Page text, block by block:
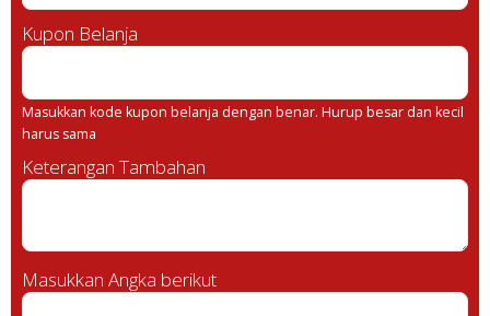
Kupon Belanja
Masukkan kode kupon belanja dengan benar. Hurup besar dan kecil
harus sama
Keterangan Tambahan
Masukkan Angka berikut